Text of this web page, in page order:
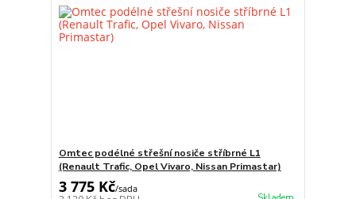
Omtec podélné střešní nosiče stříbrné L1
(Renault Trafic, Opel Vivaro, Nissan Primastar)
3 775 Kč/sada